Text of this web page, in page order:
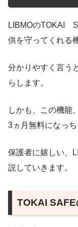
LIBMOのTOKAI
供を守ってくれる
分かりやすく言う
らします。
しかも、この機能
3ヵ月無料になっち
保護者に嬉しい、
説していきます。
TOKAI SAFE